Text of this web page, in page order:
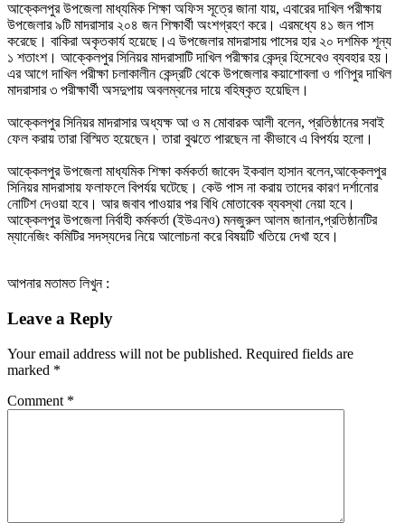
আক্কেলপুর উপজেলা মাধ্যমিক শিক্ষা অফিস সূত্রে জানা যায়, এবারের দাখিল পরীক্ষায়
উপজেলার ৯টি মাদরাসার ২০৪ জন শিক্ষার্থী অংশগ্রহণ করে। এরমধ্যে ৪১ জন পাস
করেছে। বাকিরা অকৃতকার্য হয়েছে।এ উপজেলার মাদরাসায় পাসের হার ২০ দশমিক শূন্য
১ শতাংশ। আক্কেলপুর সিনিয়র মাদরাসাটি দাখিল পরীক্ষার কেন্দ্র হিসেবেও ব্যবহার হয়।
এর আগে দাখিল পরীক্ষা চলাকালীন কেন্দ্রটি থেকে উপজেলার কয়াশোবলা ও গণিপুর দাখিল
মাদরাসার ৩ পরীক্ষার্থী অসদুপায় অবলম্বনের দায়ে বহিষ্কৃত হয়েছিল।
আক্কেলপুর সিনিয়র মাদরাসার অধ্যক্ষ আ ও ম মোবারক আলী বলেন, প্রতিষ্ঠানের সবাই
ফেল করায় তারা বিস্মিত হয়েছেন। তারা বুঝতে পারছেন না কীভাবে এ বিপর্যয় হলো।
আক্কেলপুর উপজেলা মাধ্যমিক শিক্ষা কর্মকর্তা জাবেদ ইকবাল হাসান বলেন,আক্কেলপুর
সিনিয়র মাদরাসায় ফলাফলে বিপর্যয় ঘটেছে। কেউ পাস না করায় তাদের কারণ দর্শানোর
নোটিশ দেওয়া হবে। আর জবাব পাওয়ার পর বিধি মোতাবেক ব্যবস্থা নেয়া হবে।
আক্কেলপুর উপজেলা নির্বাহী কর্মকর্তা (ইউএনও) মনজুরুল আলম জানান,প্রতিষ্ঠানটির
ম্যানেজিং কমিটির সদস্যদের নিয়ে আলোচনা করে বিষয়টি খতিয়ে দেখা হবে।
আপনার মতামত লিখুন :
Leave a Reply
Your email address will not be published. Required fields are
marked *
Comment *